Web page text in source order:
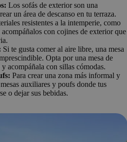
Los sofás de exterior son una
un área de descanso en tu terraza.
resistentes a la intemperie, como
con cojines de exterior que
Si te gusta comer al aire libre, una mesa
Opta por una mesa de
acompáñala con sillas cómodas.
Para crear una zona más informal y
auxiliares y poufs donde tus
o dejar sus bebidas.